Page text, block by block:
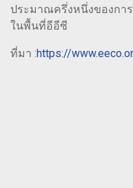
ประมาณครึ่งหนึ่งของกา
ในพื้นที่อีอีซี
ที่มา :https://